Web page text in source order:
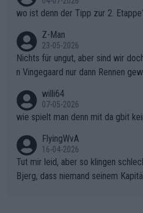
wo ist denn der Tipp zur 2.
Z-Man
23-05-2026
Nichts für ungut, aber sind wir
n Vingegaard nur dann Rennen
willi64
07-05-2026
wie spielt man denn mit da gbit
FlyingWvA
16-04-2026
Tut mir leid, aber so klingen
Bjerg, dass niemand seinem